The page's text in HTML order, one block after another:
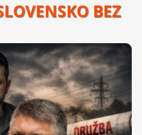
BEZ